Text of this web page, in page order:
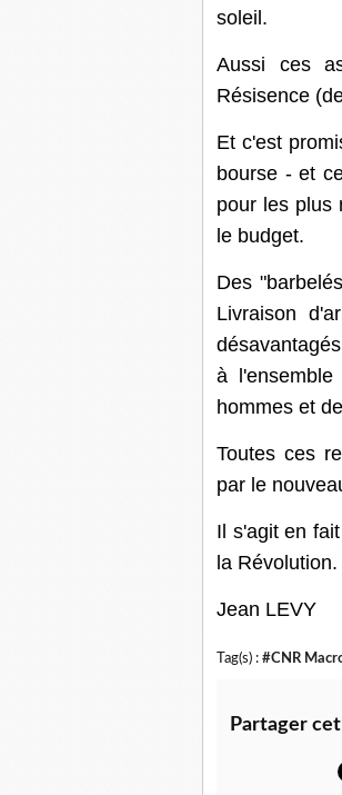
soleil.
Aussi ces
Résisence
Et c'est
bourse - et
pour les plus
le budget.
Des
Livraison
à
hommes et
Toutes ces
par le
Il s'agit en
la Révolution.
Jean LEVY
Tag(s) : #CNR
Partager